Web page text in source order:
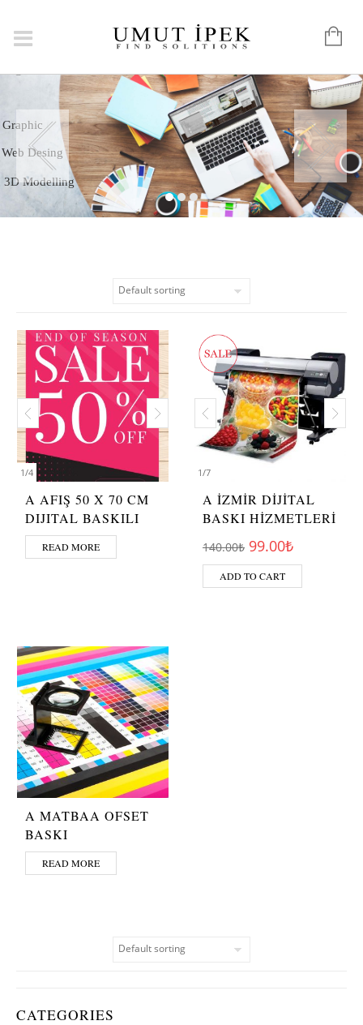
3D Modelling
Graphic
Web Desing
CATEGORIES
1/4
A AFIŞ 50 X 70 CM
DIJITAL BASKILI
READ MORE
1/7
A İZMİR DİJİTAL
BASKI HİZMETLERİ
140.00₺ Original price
99.00₺Current
ADD TO CART
A MATBAA OFSET
BASKI
READ MORE